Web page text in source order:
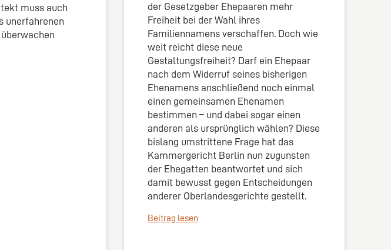
muss auch
unerfahrenen
der Gesetzgeber Ehepaaren mehr
Freiheit bei der Wahl ihres
Familiennamens verschaffen. Doch wie
weit reicht diese neue
Gestaltungsfreiheit? Darf ein Ehepaar
nach dem Widerruf seines bisherigen
Ehenamens anschließend noch einmal
einen gemeinsamen Ehenamen
bestimmen – und dabei sogar einen
anderen als ursprünglich wählen? Diese
bislang umstrittene Frage hat das
Kammergericht Berlin nun zugunsten
der Ehegatten beantwortet und sich
damit bewusst gegen Entscheidungen
anderer Oberlandesgerichte gestellt.
Beitrag lesen